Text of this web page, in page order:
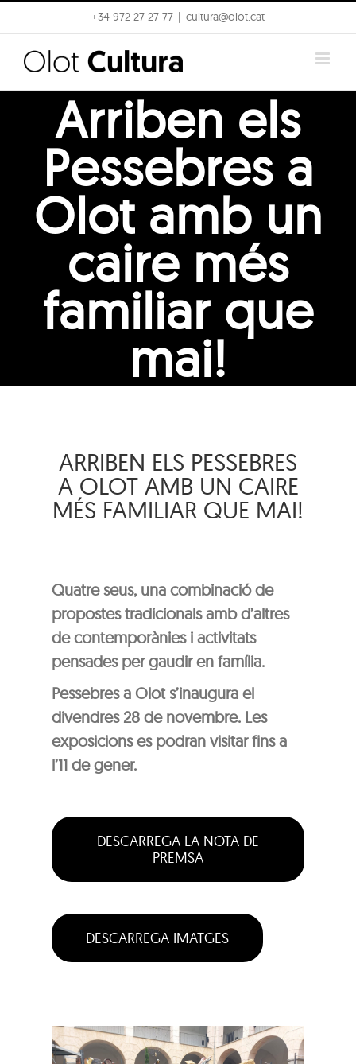
to
content
+34 972 27 27 77 cultura@olot.cat
Arriben els
Pessebres a
Olot amb un
caire més
familiar que
mai!
ARRIBEN ELS PESSEBRES
A OLOT AMB UN CAIRE
MÉS FAMILIAR QUE MAI!
Quatre seus, una combinació de
propostes tradicionals amb d’altres
de contemporànies i activitats
pensades per gaudir en família.
Pessebres a Olot s’inaugura el
divendres 28 de novembre. Les
exposicions es podran visitar fins a
l’11 de gener.
DESCARREGA LA NOTA DE
PREMSA
DESCARREGA IMATGES